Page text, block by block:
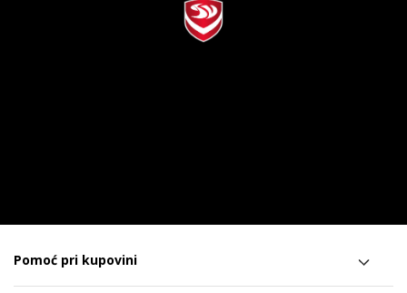
Pomoć pri kupovini